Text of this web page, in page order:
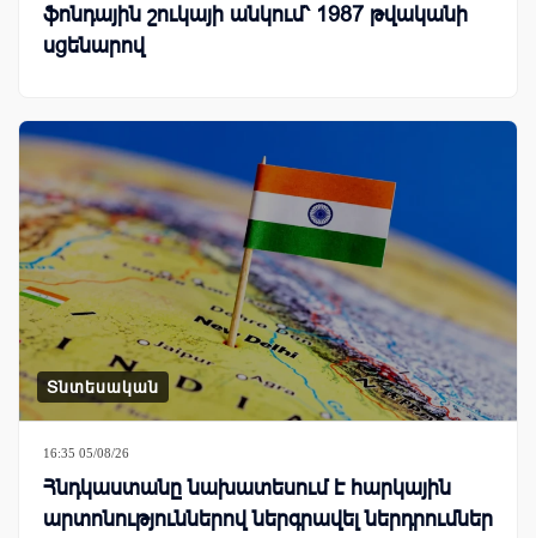
ֆոնդային շուկայի անկում՝ 1987 թվականի
սցենարով
Տնտեսական
16:35 05/08/26
Հնդկաստանը նախատեսում է հարկային
արտոնություններով ներգրավել ներդրումներ